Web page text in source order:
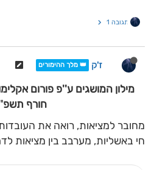
תגובה 1
ז'ק 👑 מלך ההימורים
מילון המושגים ע''פ פורום
חורף
מחובר למציאות, רואה את
חי באשליות, מערבב בין מציאות